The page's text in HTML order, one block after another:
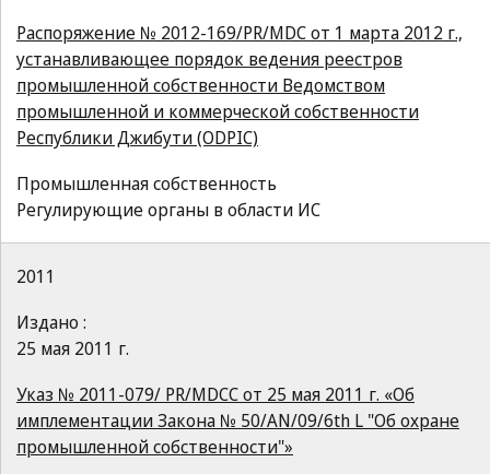
Распоряжение № 2012-169/PR/MDC от 1 марта 2012 г.,
устанавливающее порядок ведения реестров
промышленной собственности Ведомством
промышленной и коммерческой собственности
Республики Джибути (ODPIC)
Промышленная собственность
Регулирующие органы в области ИС
2011
Издано :
25 мая 2011 г.
Указ № 2011-079/ PR/MDCC от 25 мая 2011 г. «Об
имплементации Закона № 50/AN/09/6th L "Об охране
промышленной собственности"»